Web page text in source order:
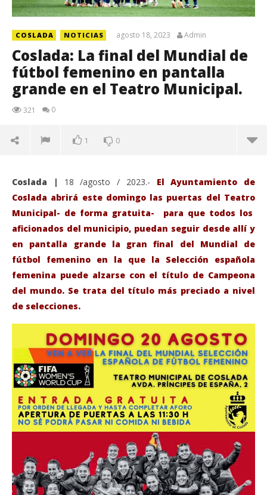
COSLADA NOTICIAS agosto 18, 2023 Admin
Coslada: La final del Mundial de
fútbol femenino en pantalla
grande en el Teatro Municipal.
321 0
1 0
VIENDO AHORA
Coslada: La final del Mundial de fútbol femenino en
pantalla grande en el Teatro Municipal.
agosto
18,
2023
Admin
Coslada | 18 /agosto / 2023.- El Ayuntamiento de
Coslada abrirá este domingo las puertas del Teatro
Municipal- de forma gratuita- para que todos los
aficionados del municipio, puedan seguir desde allí y
en pantalla grande la gran final del Mundial de
fútbol femenino en la que la Selección española
femenina puede alzarse con el título de Campeona
del mundo. Se trata del título más preciado a nivel
de selecciones.